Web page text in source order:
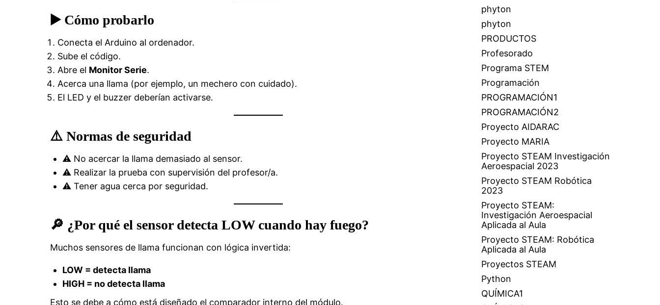
▶️ Cómo probarlo
Conecta el Arduino al ordenador.
Sube el código.
Abre el Monitor Serie.
Acerca una llama (por ejemplo, un mechero con cuidado).
El LED y el buzzer deberían activarse.
⚠️ Normas de seguridad
⚠️ No acercar la llama demasiado al sensor.
⚠️ Realizar la prueba con supervisión del profesor/a.
⚠️ Tener agua cerca por seguridad.
🔎 ¿Por qué el sensor detecta LOW cuando hay fuego?
Muchos sensores de llama funcionan con lógica invertida:
LOW = detecta llama
HIGH = no detecta llama
Esto se debe a cómo está diseñado el comparador interno del módulo.
phyton
phyton
PRODUCTOS
Profesorado
Programa STEM
Programación
PROGRAMACIÓN1
PROGRAMACIÓN2
Proyecto AIDARAC
Proyecto MARIA
Proyecto STEAM Investigación
Aeroespacial 2023
Proyecto STEAM Robótica
2023
Proyecto STEAM:
Investigación Aeroespacial
Aplicada al Aula
Proyecto STEAM: Robótica
Aplicada al Aula
Proyectos STEAM
Python
QUÍMICA1